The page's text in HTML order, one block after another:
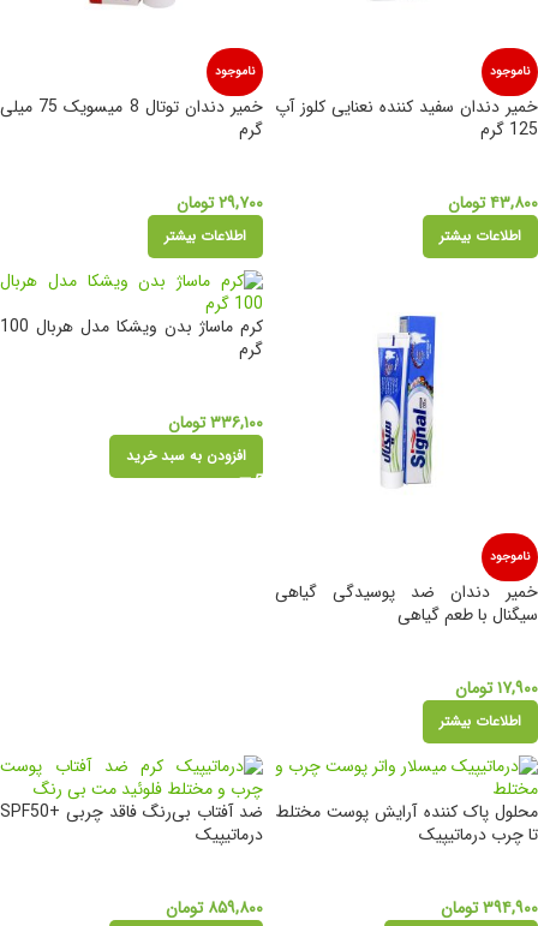
ناموجود
خمیر دندان سفید کننده نعنایی کلوز آپ
125 گرم
۴۳,۸۰۰تومان
اطلاعات بیشتر
ناموجود
خمیر دندان توتال 8 میسویک 75 میلی
گرم
۲۹,۷۰۰تومان
اطلاعات بیشتر
ناموجود
خمیر دندان ضد پوسیدگی گیاهی
سیگنال با طعم گیاهی
۱۷,۹۰۰تومان
اطلاعات بیشتر
کرم ماساژ بدن ویشکا مدل هربال 100
گرم
۳۳۶,۱۰۰تومان
افزودن به سبد خرید
محلول پاک کننده آرایش پوست مختلط
تا چرب درماتیپیک
۳۹۴,۹۰۰تومان
ضد آفتاب بی‌رنگ فاقد چربی +SPF50
درماتیپیک
۸۵۹,۸۰۰ تومان